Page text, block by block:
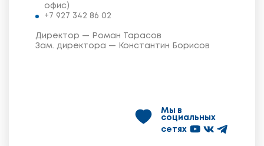
офис)
+7 927 342 86 02
Директор — Роман Тарасов
Зам. директора — Константин Борисов
Мы в
социальных
сетях